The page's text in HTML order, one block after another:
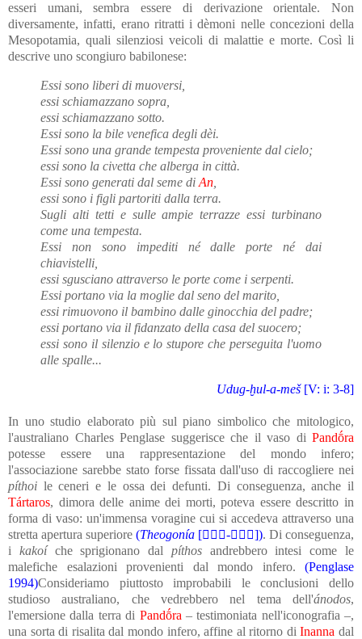
esseri umani, sembra essere di derivazione orientale. Non
diversamente, infatti, erano ritratti i dèmoni nelle concezioni della
Mesopotamia, quali silenziosi veicoli di malattie e morte. Così li
descrive uno scongiuro babilonese:
Essi sono liberi di muoversi,
essi schiamazzano sopra,
essi schiamazzano sotto.
Essi sono la bile venefica degli dèi.
Essi sono una grande tempesta proveniente dal cielo;
essi sono la civetta che alberga in città.
Essi sono generati dal seme di An
essi sono i figli partoriti dalla terra.
Sugli alti tetti e sulle ampie terrazze essi turbinano
come una tempesta.
Essi non sono impediti né dalle porte né dai
chiavistelli,
essi sgusciano attraverso le porte come i serpenti.
Essi portano via la moglie dal seno del marito,
essi rimuovono il bambino dalle ginocchia del padre;
essi portano via il fidanzato della casa del suocero;
essi sono il silenzio e lo stupore che perseguita l'uomo
alle spalle...
Udug-ḫul-a-meš[V: i: 3-8]
In uno studio elaborato più sul piano simbolico che mitologico,
l'australiano Charles Penglase suggerisce che il vaso di Pandṓra
potesse essere una rappresentazione del mondo infero;
l'associazione sarebbe stato forse fissata dall'uso di raccogliere nei
píthoi le ceneri e le ossa dei defunti. Di conseguenza, anche il
Tártaros, dimora delle anime dei morti, poteva essere descritto in
forma di vaso: un'immensa voragine cui si accedeva attraverso una
stretta apertura superiore (Theogonía [-]). Di conseguenza,
i kakoí che sprigionano dal píthos andrebbero intesi come le
malefiche esalazioni provenienti dal mondo infero. (Penglase
1994)Consideriamo piuttosto improbabili le conclusioni dello
studioso australiano, che vedrebbero nel tema dell'ánodos,
l'emersione dalla terra di Pandṓra – testimoniata nell'iconografia –,
una sorta di risalita dal mondo infero, affine al ritorno diInanna dal